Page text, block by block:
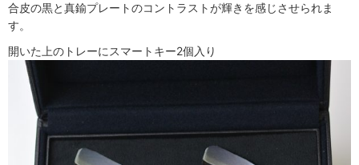
合皮の黒と真鍮プレートのコントラストが輝きを感じさせられま
す。
開いた上のトレーにスマートキー2個入り